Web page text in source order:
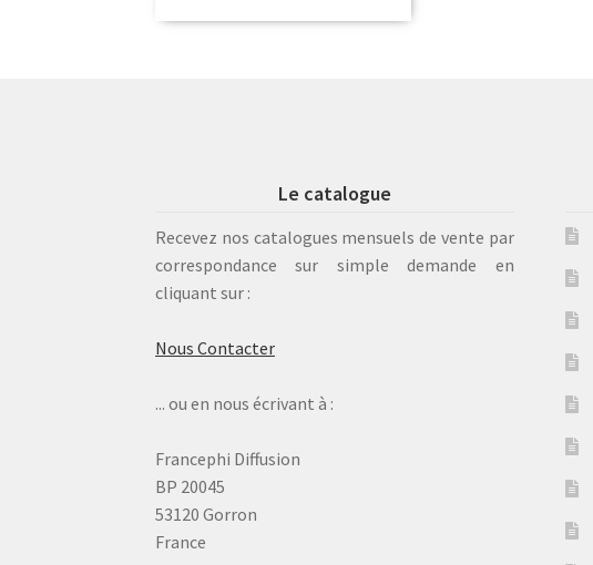
Le catalogue
Recevez nos catalogues mensuels de vente par
correspondance sur simple demande en
cliquant sur :
Nous Contacter
... ou en nous écrivant à :
Francephi Diffusion
BP 20045
53120 Gorron
France